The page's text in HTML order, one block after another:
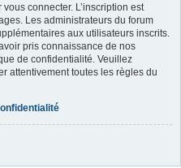
connecter. L’inscription est
Les administrateurs du forum
aux utilisateurs inscrits.
pris connaissance de nos
de confidentialité. Veuillez
attentivement toutes les règles du